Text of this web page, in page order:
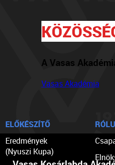
A Vasas
Vasas Akadémia
ELŐKÉSZÍTŐ
Eredmények
(Nyuszi Kupa)